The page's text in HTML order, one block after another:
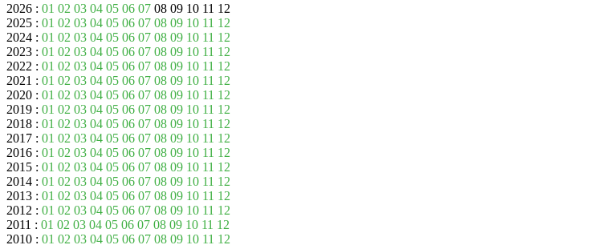
2026 : 01 02 03 04 05 06 07 08 09 10 11 12
2025 : 01 02 03 04 05 06 07 08 09 10 11 12
2024 : 01 02 03 04 05 06 07 08 09 10 11 12
2023 : 01 02 03 04 05 06 07 08 09 10 11 12
2022 : 01 02 03 04 05 06 07 08 09 10 11 12
2021 : 01 02 03 04 05 06 07 08 09 10 11 12
2020 : 01 02 03 04 05 06 07 08 09 10 11 12
2019 : 01 02 03 04 05 06 07 08 09 10 11 12
2018 : 01 02 03 04 05 06 07 08 09 10 11 12
2017 : 01 02 03 04 05 06 07 08 09 10 11 12
2016 : 01 02 03 04 05 06 07 08 09 10 11 12
2015 : 01 02 03 04 05 06 07 08 09 10 11 12
2014 : 01 02 03 04 05 06 07 08 09 10 11 12
2013 : 01 02 03 04 05 06 07 08 09 10 11 12
2012 : 01 02 03 04 05 06 07 08 09 10 11 12
2011 : 01 02 03 04 05 06 07 08 09 10 11 12
2010 : 01 02 03 04 05 06 07 08 09 10 11 12